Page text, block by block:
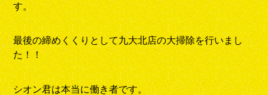
す。
最後の締めくくりとして九大北店の大掃除を行いまし
た！！
シオン君は本当に働き者です。